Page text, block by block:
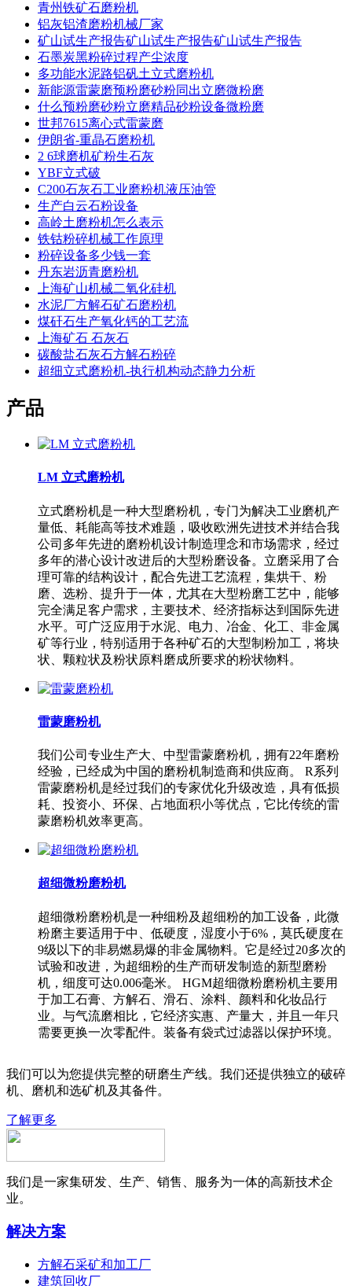
青州铁矿石磨粉机
铝灰铝渣磨粉机械厂家
矿山试生产报告矿山试生产报告矿山试生产报告
石墨炭黑粉碎过程产尘浓度
多功能水泥路铝矾土立式磨粉机
新能源雷蒙磨预粉磨砂粉同出立磨微粉磨
什么预粉磨砂粉立磨精品砂粉设备微粉磨
世邦7615离心式雷蒙磨
伊朗省-重晶石磨粉机
2 6球磨机矿粉生石灰
YBF立式破
C200石灰石工业磨粉机液压油管
生产白云石粉设备
高岭土磨粉机怎么表示
铁钴粉碎机械工作原理
粉碎设备多少钱一套
丹东岩沥青磨粉机
上海矿山机械二氧化硅机
水泥厂方解石矿石磨粉机
煤矸石生产氧化钙的工艺流
上海矿石 石灰石
碳酸盐石灰石方解石粉碎
超细立式磨粉机-执行机构动态静力分析
产品
LM 立式磨粉机
立式磨粉机是一种大型磨粉机，专门为解决工业磨机产
量低、耗能高等技术难题，吸收欧洲先进技术并结合我
公司多年先进的磨粉机设计制造理念和市场需求，经过
多年的潜心设计改进后的大型粉磨设备。立磨采用了合
理可靠的结构设计，配合先进工艺流程，集烘干、粉
磨、选粉、提升于一体，尤其在大型粉磨工艺中，能够
完全满足客户需求，主要技术、经济指标达到国际先进
水平。可广泛应用于水泥、电力、冶金、化工、非金属
矿等行业，特别适用于各种矿石的大型制粉加工，将块
状、颗粒状及粉状原料磨成所要求的粉状物料。
雷蒙磨粉机
我们公司专业生产大、中型雷蒙磨粉机，拥有22年磨粉
经验，已经成为中国的磨粉机制造商和供应商。 R系列
雷蒙磨粉机是经过我们的专家优化升级改造，具有低损
耗、投资小、环保、占地面积小等优点，它比传统的雷
蒙磨粉机效率更高。
超细微粉磨粉机
超细微粉磨粉机是一种细粉及超细粉的加工设备，此微
粉磨主要适用于中、低硬度，湿度小于6%，莫氏硬度在
9级以下的非易燃易爆的非金属物料。它是经过20多次的
试验和改进，为超细粉的生产而研发制造的新型磨粉
机，细度可达0.006毫米。 HGM超细微粉磨粉机主要用
于加工石膏、方解石、滑石、涂料、颜料和化妆品行
业。与气流磨相比，它经济实惠、产量大，并且一年只
需要更换一次零配件。装备有袋式过滤器以保护环境。
我们可以为您提供完整的研磨生产线。我们还提供独立的破碎
机、磨机和选矿机及其备件。
了解更多
我们是一家集研发、生产、销售、服务为一体的高新技术企
业。
解决方案
方解石采矿和加工厂
建筑回收厂